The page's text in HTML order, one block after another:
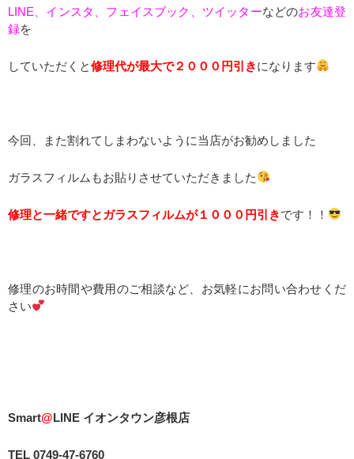
LINE、インスタ、フェイスブック、ツイッターなどのお友達登
録を
していただくと修理代が最大で２０００円引きになります
今回、また割れてしまわないように当店がお勧めしました
ガラスフィルムもお貼りさせていただきました
修理と一緒ですとガラスフィルムが１０００円引きです！！
修理のお時間や費用のご相談など、お気軽にお問い合わせくだ
さい
Smart@LINE イオンタウン彦根店
TEL 0749-47-6760